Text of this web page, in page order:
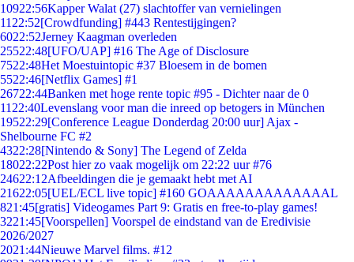
10922:56Kapper Walat (27) slachtoffer van vernielingen
11 22:52[Crowdfunding] #443 Rentestijgingen?
6022:52Jerney Kaagman overleden
25522:48[UFO/UAP] #16 The Age of Disclosure
7522:48Het Moestuintopic #37 Bloesem in de bomen
5522:46[Netflix Games] #1
26722:44Banken met hoge rente topic #95 - Dichter naar de 0
11 22:40Levenslang voor man die inreed op betogers in München
19522:29[Conference League Donderdag 20:00 uur] Ajax -
Shelbourne FC #2
4322:28[Nintendo & Sony] The Legend of Zelda
18022:22Post hier zo vaak mogelijk om 22:22 uur #76
24622:12Afbeeldingen die je gemaakt hebt met AI
21622:05[UEL/ECL live topic] #160 GOAAAAAAAAAAAAAL
821:45[gratis] Videogames Part 9: Gratis en free-to-play games!
3221:45[Voorspellen] Voorspel de eindstand van de Eredivisie
2026/2027
2021:44Nieuwe Marvel films. #12